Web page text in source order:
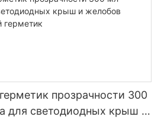
прозрачности 300
для светодиодных крыш и